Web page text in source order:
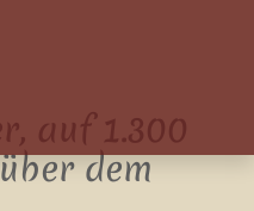
auf 1.300
dem